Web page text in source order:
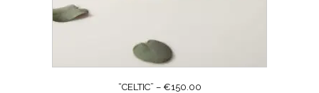
“CELTIC” – €150.00